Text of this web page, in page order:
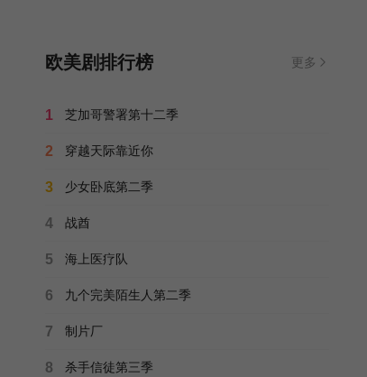
欧美剧排行榜 更多
1 芝加哥警署第十二季
2 穿越天际靠近你
3 少女卧底第二季
4 战酋
5 海上医疗队
6 九个完美陌生人第二季
7 制片厂
8 杀手信徒第三季